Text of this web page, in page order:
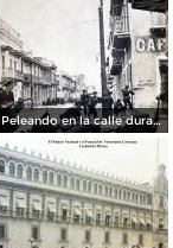
Peleando en la calle durante la captura de Veracruz ( Fechada el 21 y 22 de Abril de 1914 ).